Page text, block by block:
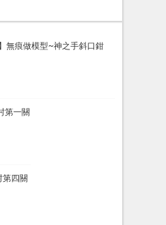
無痕做模型~神之手斜口鉗
第一關
第四關